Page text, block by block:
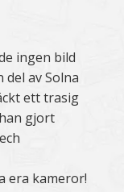
ingen bild
del av Solna
ett trasig
gjort
era kameror!